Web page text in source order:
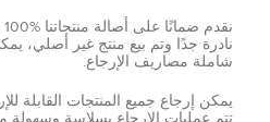
شاملة مصاريف الإرجاع.